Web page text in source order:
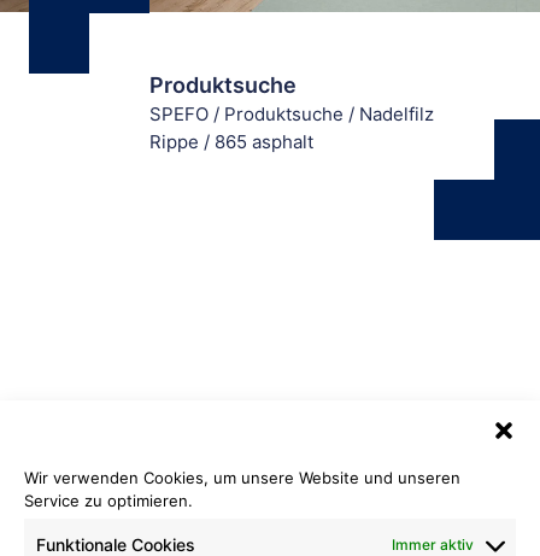
Wir verwenden Cookies, um unsere Website und unseren
Service zu optimieren.
Funktionale Cookies Immer aktiv
Produktsuche
SPEFO / Produktsuche / Nadelfilz
Rippe / 865 asphalt
865 asphalt
Nadelfilz Rippe